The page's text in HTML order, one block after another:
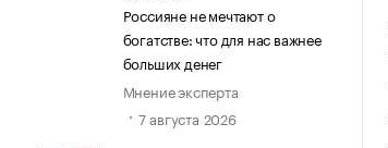
Россияне не мечтают о
богатстве: что для нас важнее
больших денег
Мнение эксперта
7 августа 2026